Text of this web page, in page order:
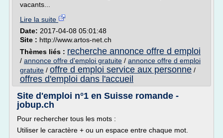
vacants...
Lire la suite
Date: 2017-04-08 05:01:48
Site : http://www.artos-net.ch
Thèmes liés : recherche annonce offre d emploi
/ annonce offre d'emploi gratuite / annonce offre d emploi
gratuite / offre d emploi service aux personne /
offres d'emploi dans l'accueil
Site d'emploi n°1 en Suisse romande -
jobup.ch
Pour rechercher tous les mots :
Utiliser le caractère + ou un espace entre chaque mot.